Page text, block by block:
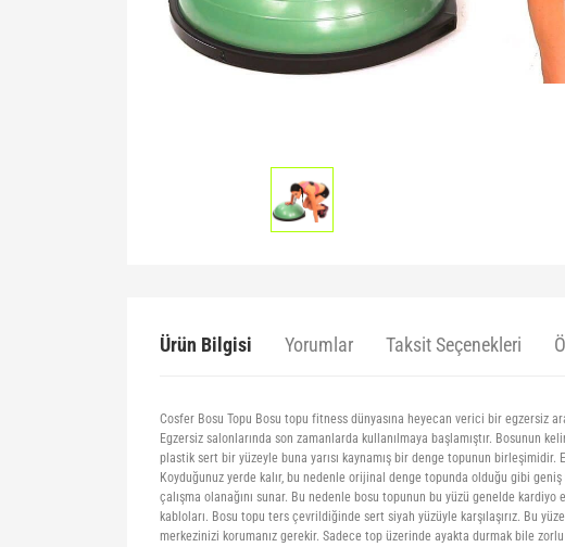
Ürün Bilgisi Yorumlar Taksit Seçenekleri
Cosfer Bosu Topu Bosu topu fitness dünyasına heyecan verici bir egzersiz
Egzersiz salonlarında son zamanlarda kullanılmaya başlamıştır.
plastik sert bir yüzeyle buna yarısı kaynamış bir denge topunun
Koyduğunuz yerde kalır, bu nedenle orijinal denge topunda olduğu gibi
çalışma olanağını sunar. Bu nedenle bosu topunun bu yüzü genelde
kabloları. Bosu topu ters çevrildiğinde sert siyah yüzüyle karşılaşırız. Bu
merkezinizi korumanız gerekir. Sadece top üzerinde ayakta durmak bile